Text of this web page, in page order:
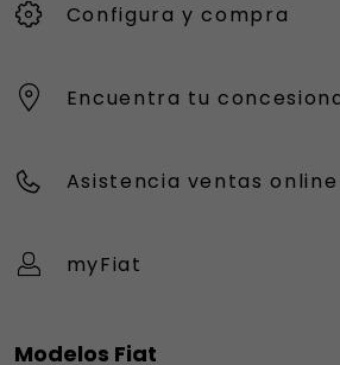
Configura y compra
Encuentra tu
Asistencia ventas online
myFiat
Modelos Fiat